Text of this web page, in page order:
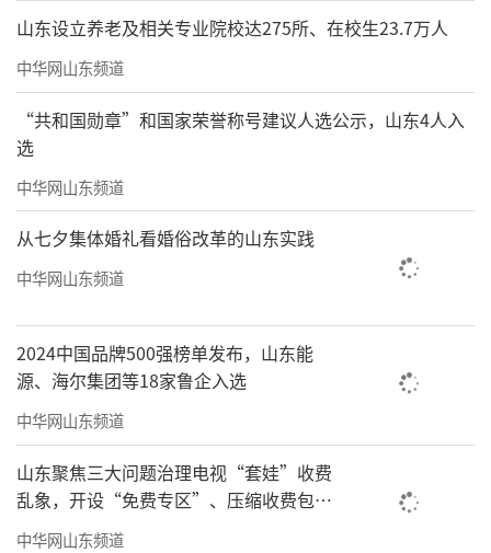
山东设立养老及相关专业院校达275所、在校生23.7万人
中华网山东频道
“共和国勋章”和国家荣誉称号建议人选公示，山东4人入
选
中华网山东频道
从七夕集体婚礼看婚俗改革的山东实践
中华网山东频道
2024中国品牌500强榜单发布，山东能
源、海尔集团等18家鲁企入选
中华网山东频道
山东聚焦三大问题治理电视“套娃”收费
乱象，开设“免费专区”、压缩收费包比
例70%以上
中华网山东频道